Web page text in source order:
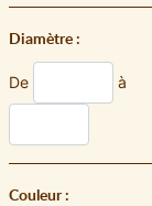
Diamètre :
De à
Couleur :